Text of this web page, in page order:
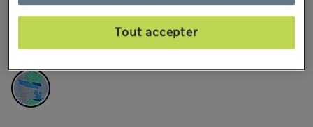
Tout accepter